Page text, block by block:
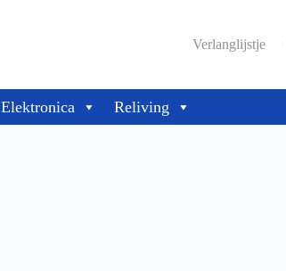
Verlanglijstje
Elektronica Reliving